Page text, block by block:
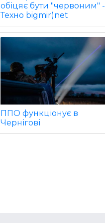
обіцяє бути "червоним" -
Техно bigmir)net
ППО функціонує в
Чернігові